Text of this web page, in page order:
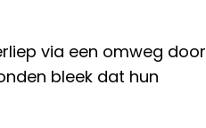
via een omweg door
bleek dat hun